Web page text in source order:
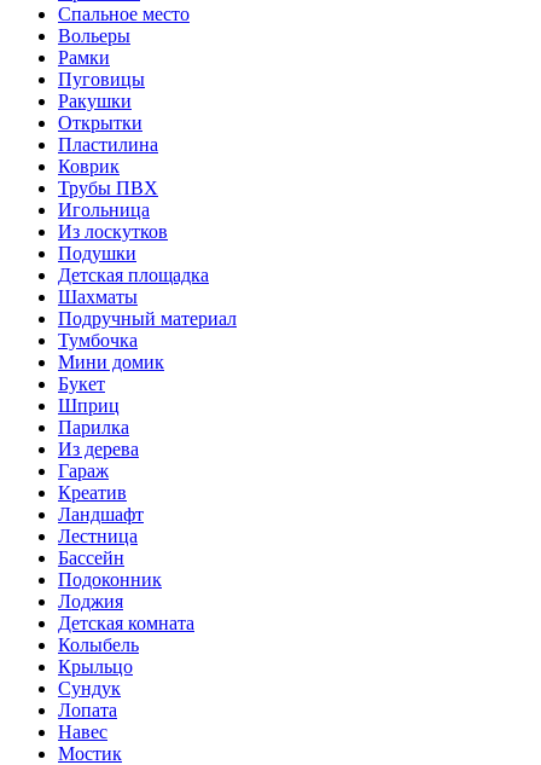
Спальное место
Вольеры
Рамки
Пуговицы
Ракушки
Открытки
Пластилина
Коврик
Трубы ПВХ
Игольница
Из лоскутков
Подушки
Детская площадка
Шахматы
Подручный материал
Тумбочка
Мини домик
Букет
Шприц
Парилка
Из дерева
Гараж
Креатив
Ландшафт
Лестница
Бассейн
Подоконник
Лоджия
Детская комната
Колыбель
Крыльцо
Сундук
Лопата
Навес
Мостик